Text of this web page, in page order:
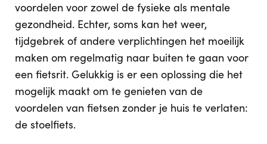
voordelen voor zowel de fysieke als mentale
gezondheid. Echter, soms kan het weer,
tijdgebrek of andere verplichtingen het moeilijk
maken om regelmatig naar buiten te gaan voor
een fietsrit. Gelukkig is er een oplossing die het
mogelijk maakt om te genieten van de
voordelen van fietsen zonder je huis te verlaten:
de stoelfiets.